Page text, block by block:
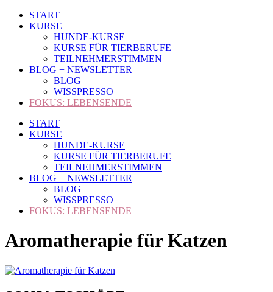
START
KURSE
HUNDE-KURSE
KURSE FÜR TIERBERUFE
TEILNEHMERSTIMMEN
BLOG + NEWSLETTER
BLOG
WISSPRESSO
FOKUS: LEBENSENDE
START
KURSE
HUNDE-KURSE
KURSE FÜR TIERBERUFE
TEILNEHMERSTIMMEN
BLOG + NEWSLETTER
BLOG
WISSPRESSO
FOKUS: LEBENSENDE
Aromatherapie für Katzen